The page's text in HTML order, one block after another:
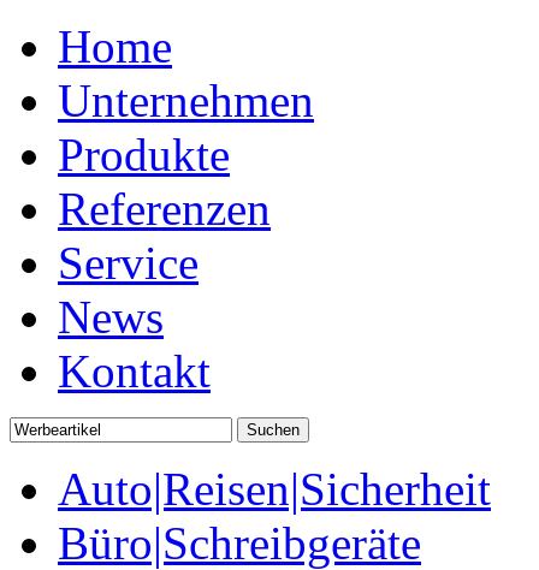
Home
Unternehmen
Produkte
Referenzen
Service
News
Kontakt
Auto|Reisen|Sicherheit
Büro|Schreibgeräte